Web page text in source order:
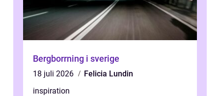
Bergborrning i sverige
18 juli 2026
Felicia Lundin
inspiration